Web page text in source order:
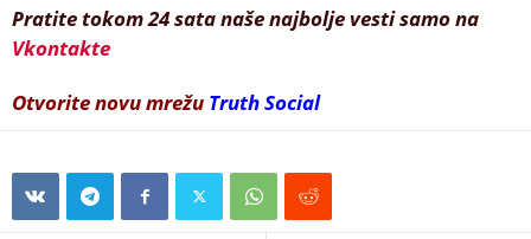
Pratite tokom 24 sata naše najbolje vesti samo na
Vkontakte
Otvorite novu mrežu Truth Social